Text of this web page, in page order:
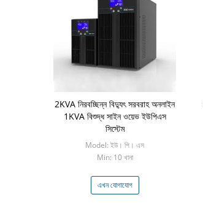
2KVA নিরবচ্ছিন্ন বিদ্যুৎ সরবরাহ অনলাইন
1KVA বিশুদ্ধ সাইন ওয়েভ ইউপিএস
সিস্টেম
Model: ইউ। পি। এস
Min: 10 খানা
এখন যোগাযোগ